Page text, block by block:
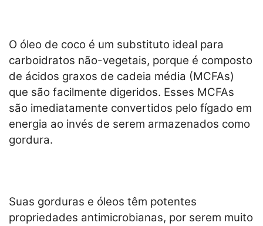
O óleo de coco é um substituto ideal para
carboidratos não-vegetais, porque é composto
de ácidos graxos de cadeia média (MCFAs)
que são facilmente digeridos. Esses MCFAs
são imediatamente convertidos pelo fígado em
energia ao invés de serem armazenados como
gordura.
Suas gorduras e óleos têm potentes
propriedades antimicrobianas, por serem muito